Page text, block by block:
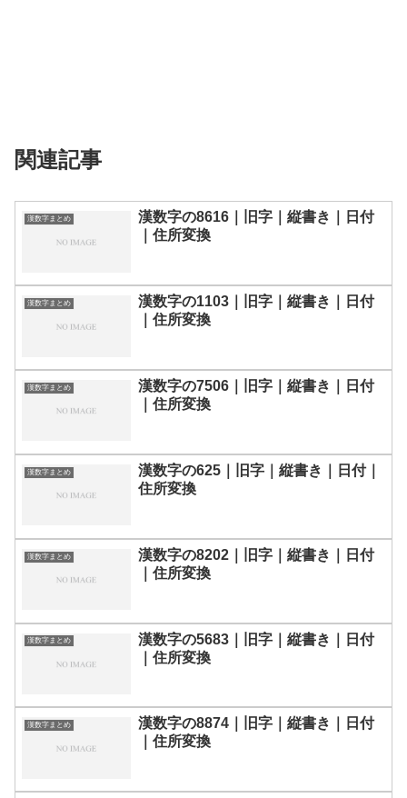
関連記事
漢数字まとめ
漢数字の8616｜旧字｜縦書き｜日付
｜住所変換
漢数字まとめ
漢数字の1103｜旧字｜縦書き｜日付
｜住所変換
漢数字まとめ
漢数字の7506｜旧字｜縦書き｜日付
｜住所変換
漢数字まとめ
漢数字の625｜旧字｜縦書き｜日付｜
住所変換
漢数字まとめ
漢数字の8202｜旧字｜縦書き｜日付
｜住所変換
漢数字まとめ
漢数字の5683｜旧字｜縦書き｜日付
｜住所変換
漢数字まとめ
漢数字の8874｜旧字｜縦書き｜日付
｜住所変換